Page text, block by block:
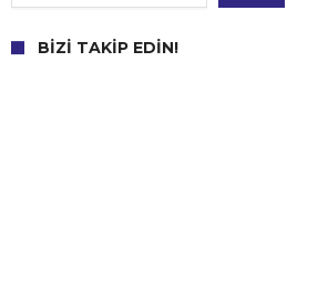
BIZI TAKIP EDIN!